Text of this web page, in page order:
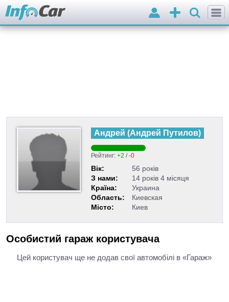
Додати
оголошення
Вхід
Андрей (Андрей Путилов)
Рейтинг: +2 /-0
Вік:
56 років
З нами:
14 років 4 місяця
Країна:
Украина
Область:
Киевская
Місто:
Киев
Особистий гараж користувача
Цей користувач ще не додав свої автомобілі в «Гараж»